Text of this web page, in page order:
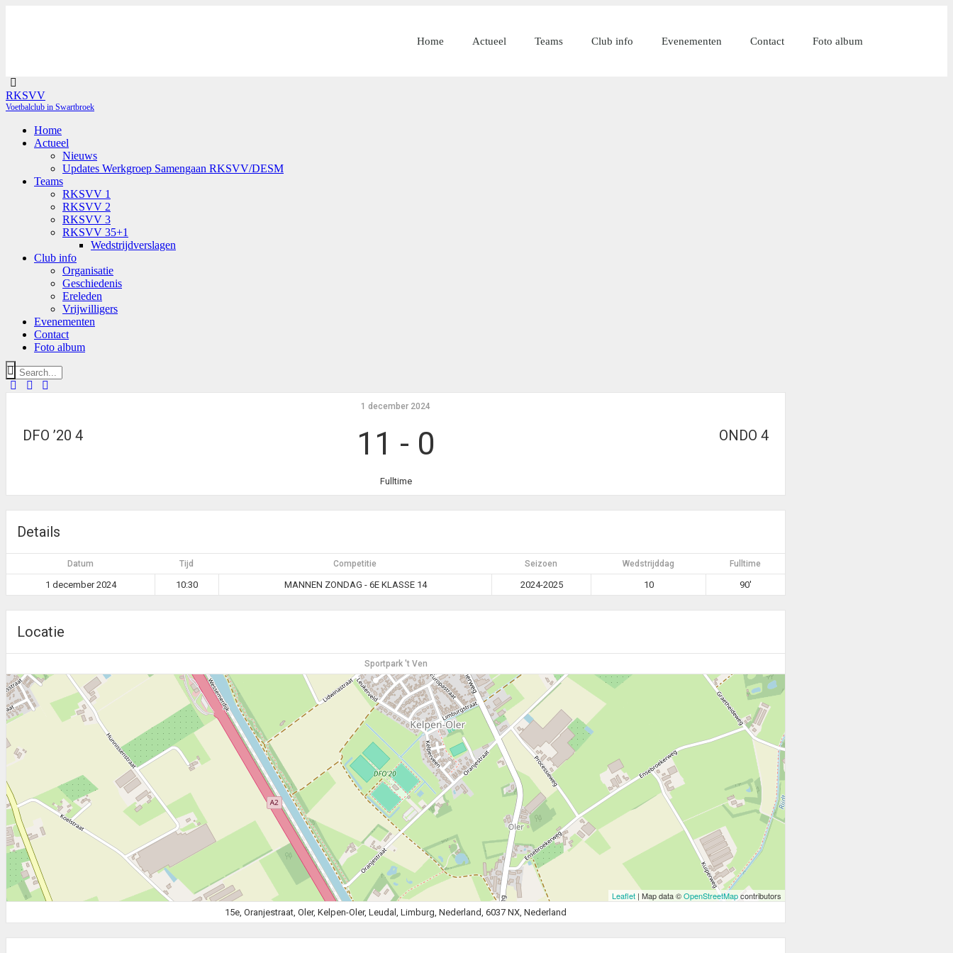
Home Actueel Teams Club info Evenementen Contact Foto album
RKSVV
Voetbalclub in Swartbroek
Home
Actueel
Nieuws
Updates Werkgroep Samengaan RKSVV/DESM
Teams
RKSVV 1
RKSVV 2
RKSVV 3
RKSVV 35+1
Wedstrijdverslagen
Club info
Organisatie
Geschiedenis
Ereleden
Vrijwilligers
Evenementen
Contact
Foto album
DFO ’20 4 ONDO 4
1 december 2024
11 - 0
Fulltime
Details
Datum Tijd Competitie Seizoen Wedstrijddag Fulltime
1 december 2024 10:30 MANNEN ZONDAG - 6E KLASSE 14 2024-2025 10 90'
Locatie
Sportpark 't Ven
Leaflet | Map data ©OpenStreetMapcontributors
15e, Oranjestraat, Oler, Kelpen-Oler, Leudal, Limburg, Nederland, 6037 NX, Nederland